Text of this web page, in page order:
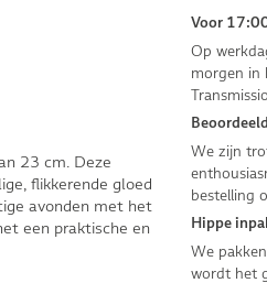
23 cm. Deze
flikkerende gloed
avonden met het
een praktische en
Voor
Op
morgen in
We zijn
bestelling
Hippe
We
wordt het